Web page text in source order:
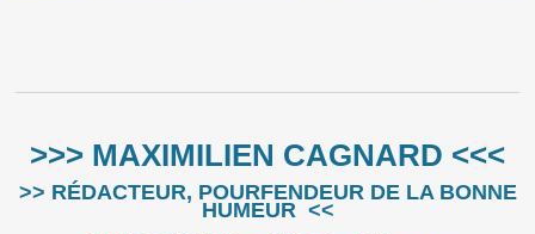
>>> MAXIMILIEN CAGNARD <<<
>> RÉDACTEUR, POURFENDEUR DE LA BONNE
HUMEUR <<